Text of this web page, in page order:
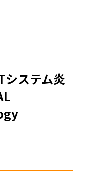
システム炎